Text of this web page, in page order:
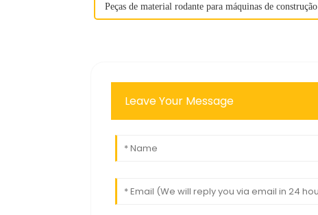
Peças de material rodante para máquinas de construção
Leave Your Message